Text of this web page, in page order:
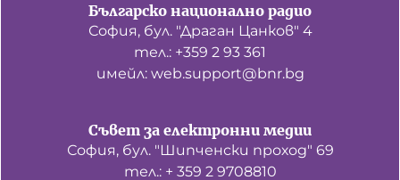
Българско национално радио
София, бул. "Драган Цанков" 4
тел.: +359 2 93 361
имейл: web.support@bnr.bg
Съвет за електронни медии
София, бул. "Шипченски проход" 69
тел.: + 359 2 9708810